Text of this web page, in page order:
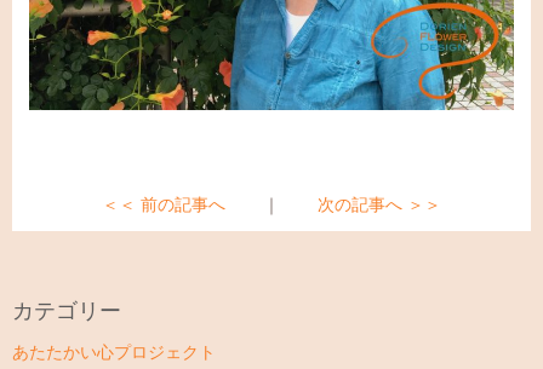
＜＜ 前の記事へ ｜ 次の記事へ ＞＞
カテゴリー
あたたかい心プロジェクト